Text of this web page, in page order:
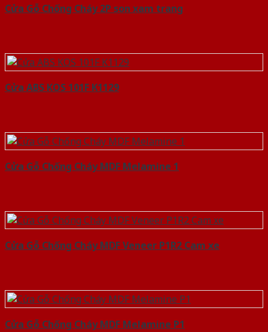
Cửa Gỗ Chống Cháy 2P son xam trang
Cửa ABS KOS 101F K1129
Cửa Gỗ Chống Cháy MDF Melamine 1
Cửa Gỗ Chống Cháy MDF Veneer P1R2 Cam xe
Cửa Gỗ Chống Cháy MDF Melamine P1